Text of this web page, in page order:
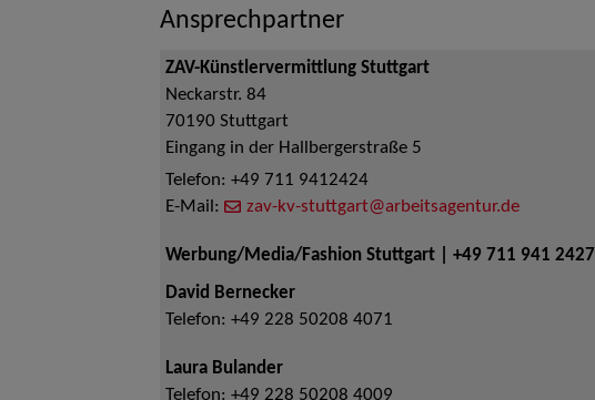
Ansprechpartner
ZAV-Künstlervermittlung Stuttgart
Neckarstr. 84
70190 Stuttgart
Eingang in der Hallbergerstraße 5
Telefon: +49 711 9412424
E-Mail:
zav-kv-stuttgart@arbeitsagentur.de
Werbung/Media/Fashion Stuttgart | +49 711 941 2427
David Bernecker
Telefon: +49 228 50208 4071
Laura Bulander
Telefon: +49 228 50208 4009